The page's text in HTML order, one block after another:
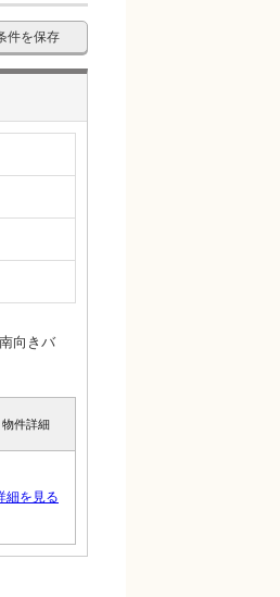
件を保存
向きバ
物件詳細
細を見る